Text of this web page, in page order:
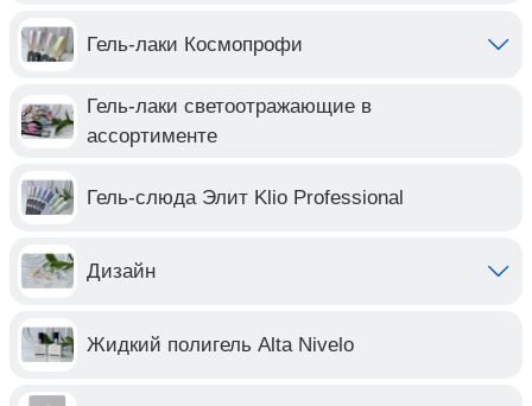
Гель-лаки Космопрофи
Гель-лаки светоотражающие в
ассортименте
Гель-слюда Элит Klio Professional
Дизайн
Жидкий полигель Alta Nivelo